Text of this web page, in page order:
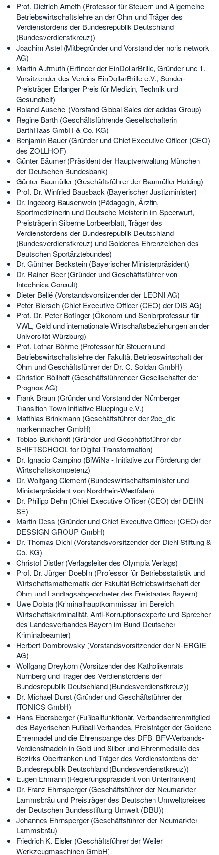
Prof. Dietrich Arneth (Professor für Steuern und Allgemeine
Betriebswirtschaftslehre an der Ohm und Träger des
Verdienstordens der Bundesrepublik Deutschland
(Bundesverdienstkreuz))
Joachim Astel (Mitbegründer und Vorstand der noris network
AG)
Martin Aufmuth (Erfinder der EinDollarBrille, Gründer und 1.
Vorsitzender des Vereins EinDollarBrille e.V., Sonder-
Preisträger Erlanger Preis für Medizin, Technik und
Gesundheit)
Roland Auschel (Vorstand Global Sales der adidas Group)
Regine Barth (Geschäftsführende Gesellschafterin
BarthHaas GmbH & Co. KG)
Benjamin Bauer (Gründer und Chief Executive Officer (CEO)
des ZOLLHOF)
Günter Bäumer (Präsident der Hauptverwaltung München
der Deutschen Bundesbank)
Günter Baumüller (Geschäftsführer der Baumüller Holding)
Prof. Dr. Winfried Bausback (Bayerischer Justizminister)
Dr. Ingeborg Bausenwein (Pädagogin, Ärztin,
Sportmedizinerin und Deutsche Meisterin im Speerwurf,
Preisträgerin Silberne Lorbeerblatt, Träger des
Verdienstordens der Bundesrepublik Deutschland
(Bundesverdienstkreuz) und Goldenes Ehrenzeichen des
Deutschen Sportärztebundes)
Dr. Günther Beckstein (Bayerischer Ministerpräsident)
Dr. Rainer Beer (Gründer und Geschäftsführer von
Intechnica Consult)
Dieter Bellé (Vorstandsvorsitzender der LEONI AG)
Peter Blersch (Chief Executive Officer (CEO) der DIS AG)
Prof. Dr. Peter Bofinger (Ökonom und Seniorprofessur für
VWL, Geld und internationale Wirtschaftsbeziehungen an der
Universität Würzburg)
Prof. Lothar Böhme (Professor für Steuern und
Betriebswirtschaftslehre der Fakultät Betriebswirtschaft der
Ohm und Geschäftsführer der Dr. C. Soldan GmbH)
Christion Böllhoff (Geschäftsführender Gesellschafter der
Prognos AG)
Frank Braun (Gründer und Vorstand der Nürnberger
Transition Town Initiative Bluepingu e.V.)
Matthias Brinkmann (Geschäftsführer der 2be_die
markenmacher GmbH)
Tobias Burkhardt (Gründer und Geschäftsführer der
SHIFTSCHOOL for Digital Transformation)
Dr. Ignacio Campino (BiWiNa - Initiative zur Förderung der
Wirtschaftskompetenz)
Dr. Wolfgang Clement (Bundeswirtschaftsminister und
Ministerpräsident von Nordrhein-Westfalen)
Dr. Philipp Dehn (Chief Executive Officer (CEO) der DEHN
SE)
Martin Dess (Gründer und Chief Executive Officer (CEO) der
DESSIGN GROUP GmbH)
Dr. Thomas Diehl (Vorstandsvorsitzender der Diehl Stiftung &
Co. KG)
Christof Distler (Verlagsleiter des Olympia Verlags)
Prof. Dr. Jürgen Doeblin (Professor für Betriebsstatistik und
Wirtschaftsmathematik der Fakultät Betriebswirtschaft der
Ohm und Landtagsabgeordneter des Freistaates Bayern)
Uwe Dolata (Kriminalhauptkommissar im Bereich
Wirtschaftskriminalität, Anti-Korruptionsexperte und Sprecher
des Landesverbandes Bayern im Bund Deutscher
Kriminalbeamter)
Herbert Dombrowsky (Vorstandsvorsitzender der N-ERGIE
AG)
Wolfgang Dreykorn (Vorsitzender des Katholikenrats
Nürnberg und Träger des Verdienstordens der
Bundesrepublik Deutschland (Bundesverdienstkreuz))
Dr. Michael Durst (Gründer und Geschäftsführer der
ITONICS GmbH)
Hans Ebersberger (Fußballfunktionär, Verbandsehrenmitglied
des Bayerischen Fußball-Verbandes, Preisträger der Goldene
Ehrennadel und die Ehrenspange des DFB, BFV-Verbands-
Verdienstnadeln in Gold und Silber und Ehrenmedaille des
Bezirks Oberfranken und Träger des Verdienstordens der
Bundesrepublik Deutschland (Bundesverdienstkreuz))
Eugen Ehmann (Regierungspräsident von Unterfranken)
Dr. Franz Ehrnsperger (Geschäftsführer der Neumarkter
Lammsbräu und Preisträger des Deutschen Umweltpreises
der Deutschen Bundesstiftung Umwelt (DBU))
Johannes Ehrnsperger (Geschäftsführer der Neumarkter
Lammsbräu)
Friedrich K. Eisler (Geschäftsführer der Weiler
Werkzeugmaschinen GmbH)